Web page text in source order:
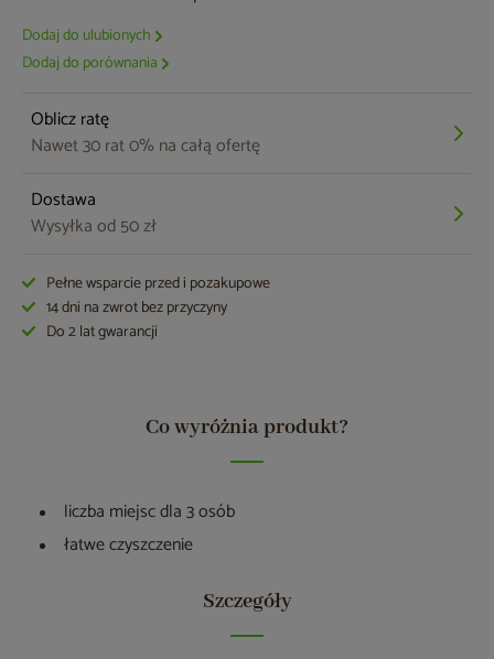
Dodaj do ulubionych
Dodaj do porównania
Oblicz ratę
Nawet 30 rat 0% na całą ofertę
Dostawa
Wysyłka od 50 zł
Pełne wsparcie przed i pozakupowe
14 dni na zwrot bez przyczyny
Do 2 lat gwarancji
Co wyróżnia produkt?
liczba miejsc dla 3 osób
łatwe czyszczenie
Szczegóły